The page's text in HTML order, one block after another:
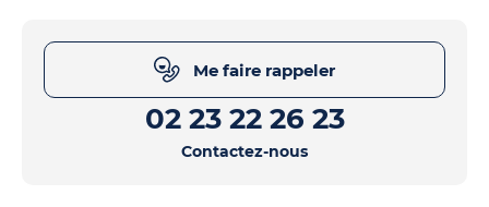
Me faire rappeler
02 23 22 26 23
Contactez-nous